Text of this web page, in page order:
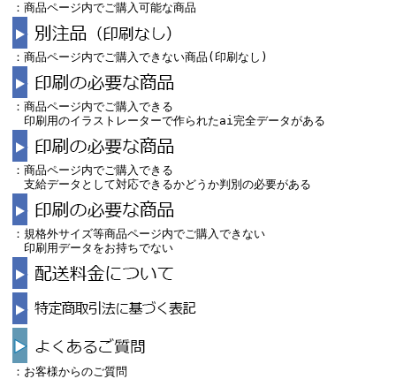
：商品ページ内でご購入可能な商品
：商品ページ内でご購入できない商品(印刷なし)
：商品ページ内でご購入できる
印刷用のイラストレーターで作られたai完全データがある
：商品ページ内でご購入できる
支給データとして対応できるかどうか判別の必要がある
：規格外サイズ等商品ページ内でご購入できない
印刷用データをお持ちでない
：お客様からのご質問